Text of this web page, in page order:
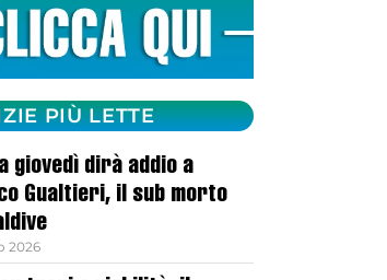
PIÙ LETTE
giovedì dirà addio a
Gualtieri, il sub morto
2026